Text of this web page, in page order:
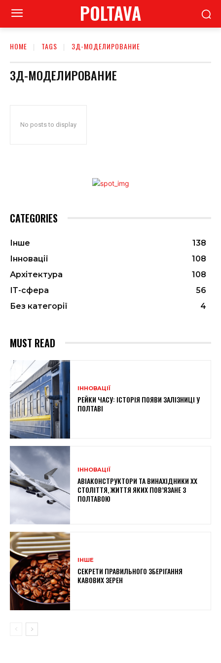
POLTAVA
HOME TAGS 3Д-МОДЕЛИРОВАНИЕ
3Д-МОДЕЛИРОВАНИЕ
No posts to display
CATEGORIES
Інше
138
Інновації
108
Архітектура
108
ІТ-сфера
56
Без категорії
4
MUST READ
ІННОВАЦІЇ
РЕЙКИ ЧАСУ: ІСТОРІЯ ПОЯВИ ЗАЛІЗНИЦІ У
ПОЛТАВІ
ІННОВАЦІЇ
АВІАКОНСТРУКТОРИ ТА ВИНАХІДНИКИ XX
СТОЛІТТЯ, ЖИТТЯ ЯКИХ ПОВ’ЯЗАНЕ З
ПОЛТАВОЮ
ІНШЕ
СЕКРЕТИ ПРАВИЛЬНОГО ЗБЕРІГАННЯ
КАВОВИХ ЗЕРЕН